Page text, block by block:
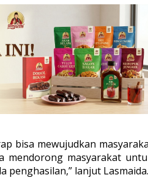
bisa mewujudkan
mendorong masyarakat
penghasilan,” lanjut Lasmaida.